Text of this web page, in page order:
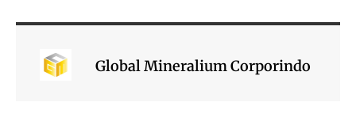
Global Mineralium Corporindo